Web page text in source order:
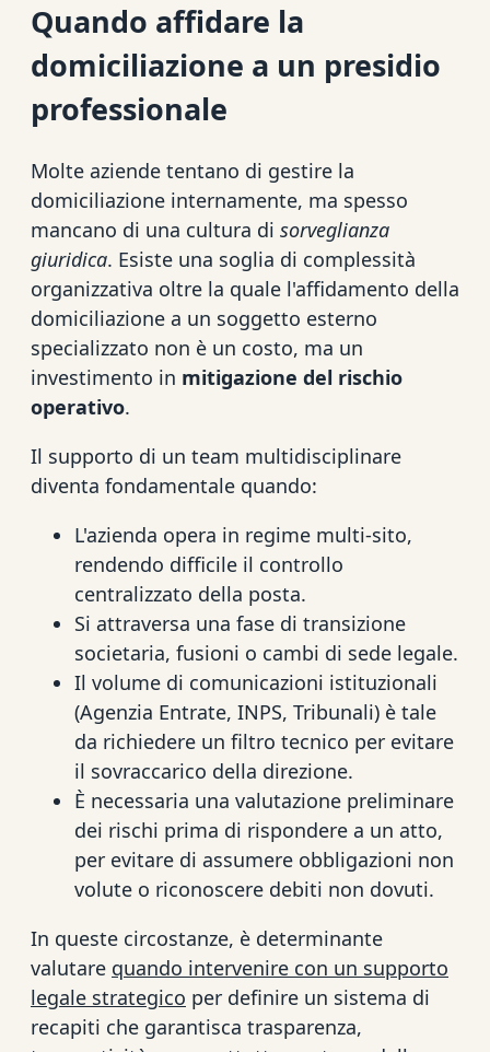
Quando affidare la
domiciliazione a un presidio
professionale
Molte aziende tentano di gestire la
domiciliazione internamente, ma spesso
mancano di una cultura di sorveglianza
giuridica. Esiste una soglia di complessità
organizzativa oltre la quale l'affidamento della
domiciliazione a un soggetto esterno
specializzato non è un costo, ma un
investimento in mitigazione del rischio
operativo.
Il supporto di un team multidisciplinare
diventa fondamentale quando:
L'azienda opera in regime multi-sito,
rendendo difficile il controllo
centralizzato della posta.
Si attraversa una fase di transizione
societaria, fusioni o cambi di sede legale.
Il volume di comunicazioni istituzionali
(Agenzia Entrate, INPS, Tribunali) è tale
da richiedere un filtro tecnico per evitare
il sovraccarico della direzione.
È necessaria una valutazione preliminare
dei rischi prima di rispondere a un atto,
per evitare di assumere obbligazioni non
volute o riconoscere debiti non dovuti.
In queste circostanze, è determinante
valutare quando intervenire con un supporto
legale strategico per definire un sistema di
recapiti che garantisca trasparenza,